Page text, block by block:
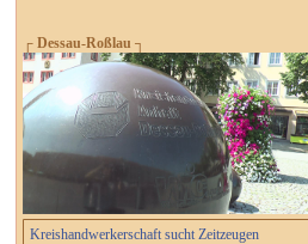
┌ Dessau-Roßlau ┐
Kreishandwerkerschaft sucht Zeitzeugen